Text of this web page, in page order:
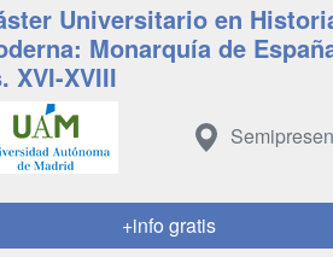
Universitario en
Monarquía de
XVI-XVIII
+info gratis